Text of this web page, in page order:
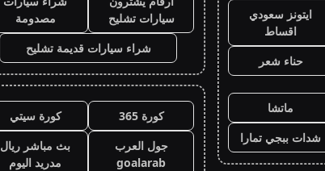
ايتونز سعودي
اقساط
حناء شعر
ماتشا
شدات ببجي تمارا
سيارات تشليح
مصدومة
شراء سيارات قديمة تشليح
كورة 365
كورة سيتي
جول العرب
goalarab
بث مباشر ريال
مدريد اليوم